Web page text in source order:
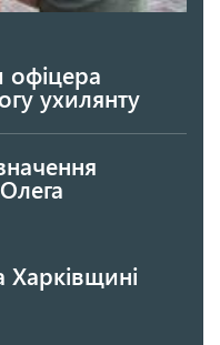
офіцера
ухилянту
Харківщині